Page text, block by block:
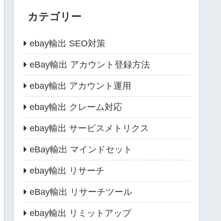
カテゴリー
ebay輸出 SEO対策
eBay輸出 アカウント登録方法
ebay輸出 アカウント運用
ebay輸出 クレーム対応
ebay輸出 サービスメトリクス
eBay輸出 マインドセット
ebay輸出 リサーチ
eBay輸出 リサーチツール
ebay輸出 リミットアップ